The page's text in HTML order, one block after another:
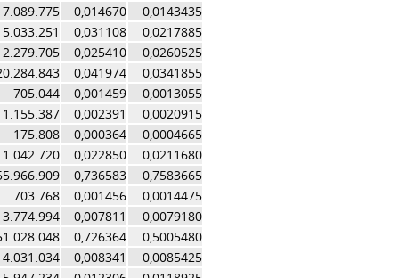
7.089.775
0,014670
0,0143435
0,031108
0,0217885
0,025410
0,0260525
0,041974
0,0341855
705.044
0,001459
0,0013055
1.155.387
0,002391
0,0020915
175.808
0,000364
0,0004665
0,022850
0,0211680
0,736583
0,7583665
703.768
0,001456
0,0014475
3.774.994
0,007811
0,0079180
0,726364
0,5005480
4.031.034
0,008341
0,0085425